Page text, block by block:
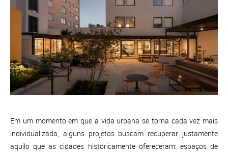
Em um momento em que a vida urbana se torna cada vez mais
individualizada, alguns projetos buscam recuperar justamente
aquilo que as cidades historicamente ofereceram: espaços de